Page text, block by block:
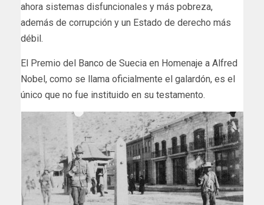
ahora sistemas disfuncionales y más pobreza,
además de corrupción y un Estado de derecho más
débil.
El Premio del Banco de Suecia en Homenaje a Alfred
Nobel, como se llama oficialmente el galardón, es el
único que no fue instituido en su testamento.